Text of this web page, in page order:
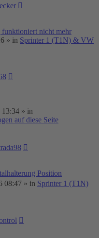
funktioniert nicht mehr
» in Sprinter 1 (T1N) & VW
13:34 » in
auf diese Seite
Position
08:47 » in Sprinter 1 (T1N)